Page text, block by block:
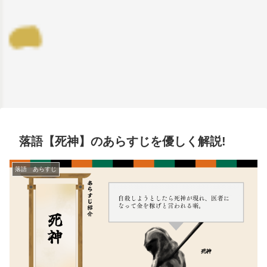
落語【死神】のあらすじを優しく解説!
落語 あらすじ